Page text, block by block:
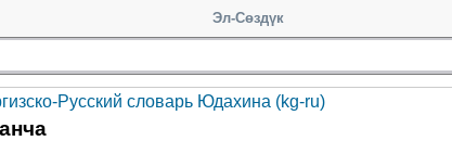
Эл-Сөздүк
Русский словарь Юдахина (kg-ru)